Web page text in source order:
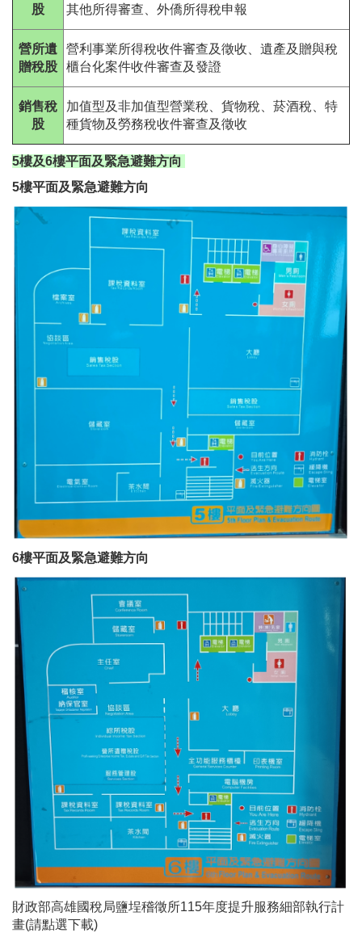
股
其他所得審查、外僑所得稅申報
營所遺
贈稅股
營利事業所得稅收件審查及徵收、遺產及贈與稅
櫃台化案件收件審查及發證
銷售稅
股
加值型及非加值型營業稅、貨物稅、菸酒稅、特
種貨物及勞務稅收件審查及徵收
5樓及6樓平面及緊急避難方向
5樓平面及緊急避難方向
6樓平面及緊急避難方向
財政部高雄國稅局鹽埕稽徵所115年度提升服務細部執行計
畫(請點選下載)